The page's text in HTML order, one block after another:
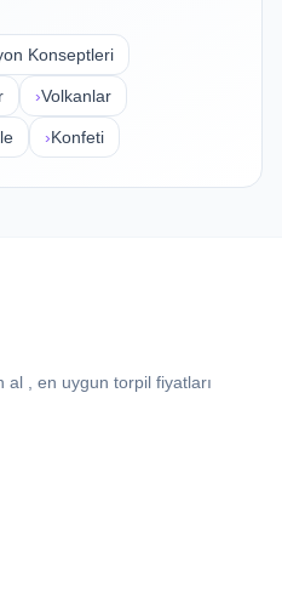
Konseptleri
›Volkanlar
›Konfeti
al , en uygun torpil fiyatları